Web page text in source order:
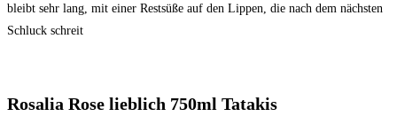
bleibt sehr lang, mit einer Restsüße auf den Lippen, die nach dem nächsten
Schluck schreit
Rosalia Rose lieblich 750ml Tatakis